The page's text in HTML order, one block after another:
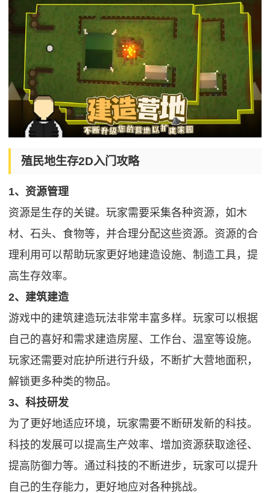
殖民地生存2D入门攻略
1、资源管理
资源是生存的关键。玩家需要采集各种资源，如木
材、石头、食物等，并合理分配这些资源。资源的合
理利用可以帮助玩家更好地建造设施、制造工具，提
高生存效率。
2、建筑建造
游戏中的建筑建造玩法非常丰富多样。玩家可以根据
自己的喜好和需求建造房屋、工作台、温室等设施。
玩家还需要对庇护所进行升级，不断扩大营地面积，
解锁更多种类的物品。
3、科技研发
为了更好地适应环境，玩家需要不断研发新的科技。
科技的发展可以提高生产效率、增加资源获取途径、
提高防御力等。通过科技的不断进步，玩家可以提升
自己的生存能力，更好地应对各种挑战。